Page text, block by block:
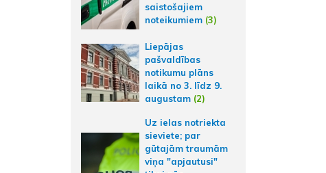
saistošajiem
noteikumiem (3)
Liepājas
pašvaldības
notikumu plāns
laikā no 3. līdz 9.
augustam (2)
Uz ielas notriekta
sieviete; par
gūtajām traumām
viņa "apjautusi"